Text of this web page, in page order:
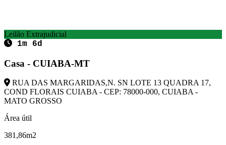
Leilão Extrajudicial
1m 6d
Casa - CUIABA-MT
RUA DAS MARGARIDAS,N. SN LOTE 13 QUADRA 17,
COND FLORAIS CUIABA - CEP: 78000-000, CUIABA -
MATO GROSSO
Área útil
381,86m2